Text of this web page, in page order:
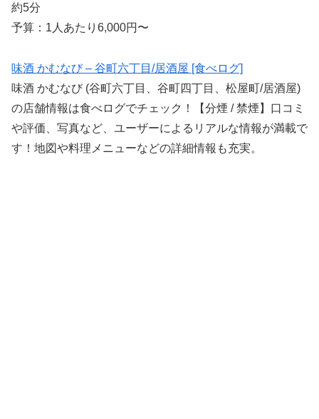
約5分
予算：1人あたり6,000円〜
味酒 かむなび – 谷町六丁目/居酒屋 [食べログ]
味酒 かむなび (谷町六丁目、谷町四丁目、松屋町/居酒屋)
の店舗情報は食べログでチェック！【分煙 / 禁煙】口コミ
や評価、写真など、ユーザーによるリアルな情報が満載で
す！地図や料理メニューなどの詳細情報も充実。